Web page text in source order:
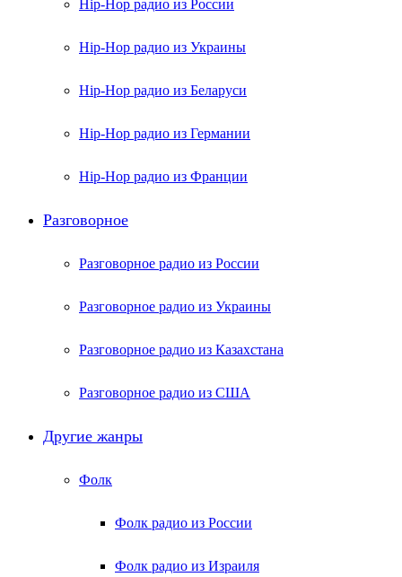
Hip-Hop радио из России
Hip-Hop радио из Украины
Hip-Hop радио из Беларуси
Hip-Hop радио из Германии
Hip-Hop радио из Франции
Разговорное
Разговорное радио из России
Разговорное радио из Украины
Разговорное радио из Казахстана
Разговорное радио из США
Другие жанры
Фолк
Фолк радио из России
Фолк радио из Израиля